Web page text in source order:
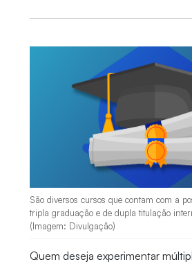
São diversos cursos que contam com a
tripla graduação e de dupla titulação
(Imagem: Divulgação)
Quem deseja experimentar